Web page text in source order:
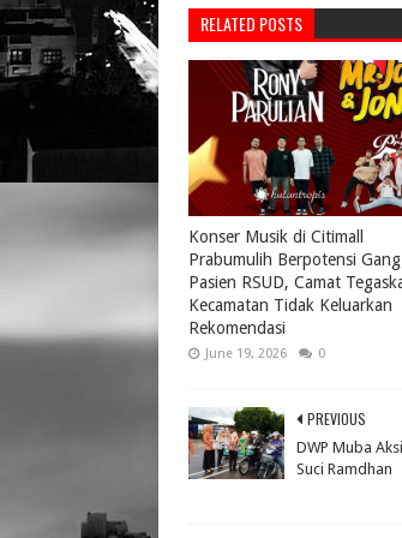
RELATED POSTS
Konser Musik di Citimall
Prabumulih Berpotensi
Pasien RSUD, Camat
Kecamatan Tidak Keluarkan
Rekomendasi
June 19, 2026 0
PREVIOUS
DWP Muba
Suci Ramdhan